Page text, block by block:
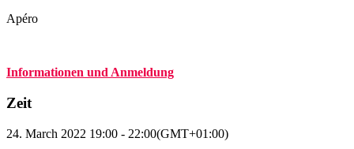
Apéro
Informationen und Anmeldung
Zeit
24. March 2022 19:00 - 22:00(GMT+01:00)